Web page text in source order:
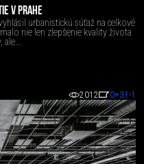
V PRAHE
urbanistickú súťaž na celkové
nie len zlepšenie kvality života
ale...
2012 0+31 -1